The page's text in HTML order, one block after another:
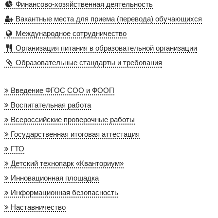
Финансово-хозяйственная деятельность
Вакантные места для приема (перевода) обучающихся
Международное сотрудничество
Организация питания в образовательной организации
Образовательные стандарты и требования
Введение ФГОС СОО и ФООП
Воспитательная работа
Всероссийские проверочные работы
Государственная итоговая аттестация
ГТО
Детский технопарк «Кванториум»
Инновационная площадка
Информационная безопасность
Наставничество